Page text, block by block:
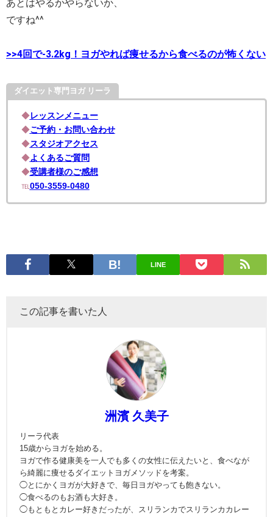
あとはやるかやらないか、
ですね^^
>>4回で-3.2kg！ヨガやれば痩せるから食べるのが怖くない
ダイエット専門ヨガ リーラ
◆ レッスンメニュー
◆ご予約・お問い合わせ
◆ スタジオアクセス
◆ よくあるご質問
◆受講者様のご感想
℡ 050-3559-0480
LINE
この記事を書いた人
洲濱 久美子
リーラ代表
15歳からヨガを始める。
ヨガで作る健康美を一人でも多くの女性に伝えたいと、食べなが
ら綺麗に痩せるダイエットヨガメソッドを考案。
◯とにかくヨガが大好きで、毎日ヨガやっても飽きない。
◯食べるのもお酒も大好き。
◯もともとカレー好きだったが、スリランカでスリランカカレー